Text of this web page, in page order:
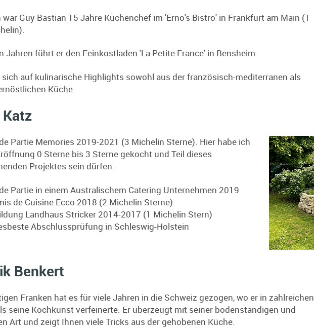
Guy Bastian 15 Jahre Küchenchef im 'Erno's Bistro' in Frankfurt am Main (1
Jahren führt er den Feinkostladen 'La Petite France' in Bensheim.
sich auf kulinarische Highlights sowohl aus der französisch-mediterranen als
Küche.
Partie Memories 2019-2021 (3 Michelin Sterne). Hier habe ich
0 Sterne bis 3 Sterne gekocht und Teil dieses
Projektes sein dürfen.
Partie in einem Australischem Catering Unternehmen 2019
de Cuisine Ecco 2018 (2 Michelin Sterne)
Landhaus Stricker 2014-2017 (1 Michelin Stern)
Abschlussprüfung in Schleswig-Holstein
Benkert
Franken hat es für viele Jahren in die Schweiz gezogen, wo er in zahlreichen
seine Kochkunst verfeinerte. Er überzeugt mit seiner bodenständigen und
Art und zeigt Ihnen viele Tricks aus der gehobenen Küche.